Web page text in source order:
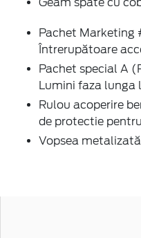
Pachet Marketing
Întrerupătoare
Pachet special A
Lumini faza lunga
Rulou acoperire
de protectie
Vopsea